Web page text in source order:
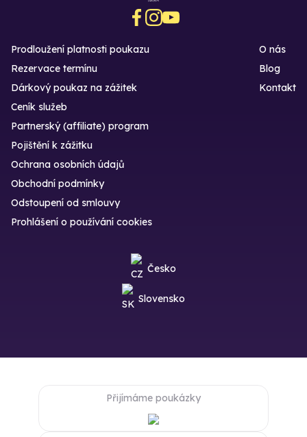
Prodloužení platnosti poukazu
Rezervace termínu
Dárkový poukaz na zážitek
O nás
Blog
Kontakt
Ceník služeb
Partnerský (affiliate) program
Pojištění k zážitku
Ochrana osobních údajů
Obchodní podmínky
Odstoupení od smlouvy
Prohlášení o používání cookies
Česko
Slovensko
Přijímáme poukázky